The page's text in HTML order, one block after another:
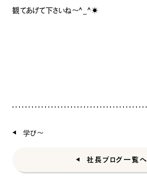
観てあげて下さいね〜^_^☀️
学び〜
社長ブログ一覧へ